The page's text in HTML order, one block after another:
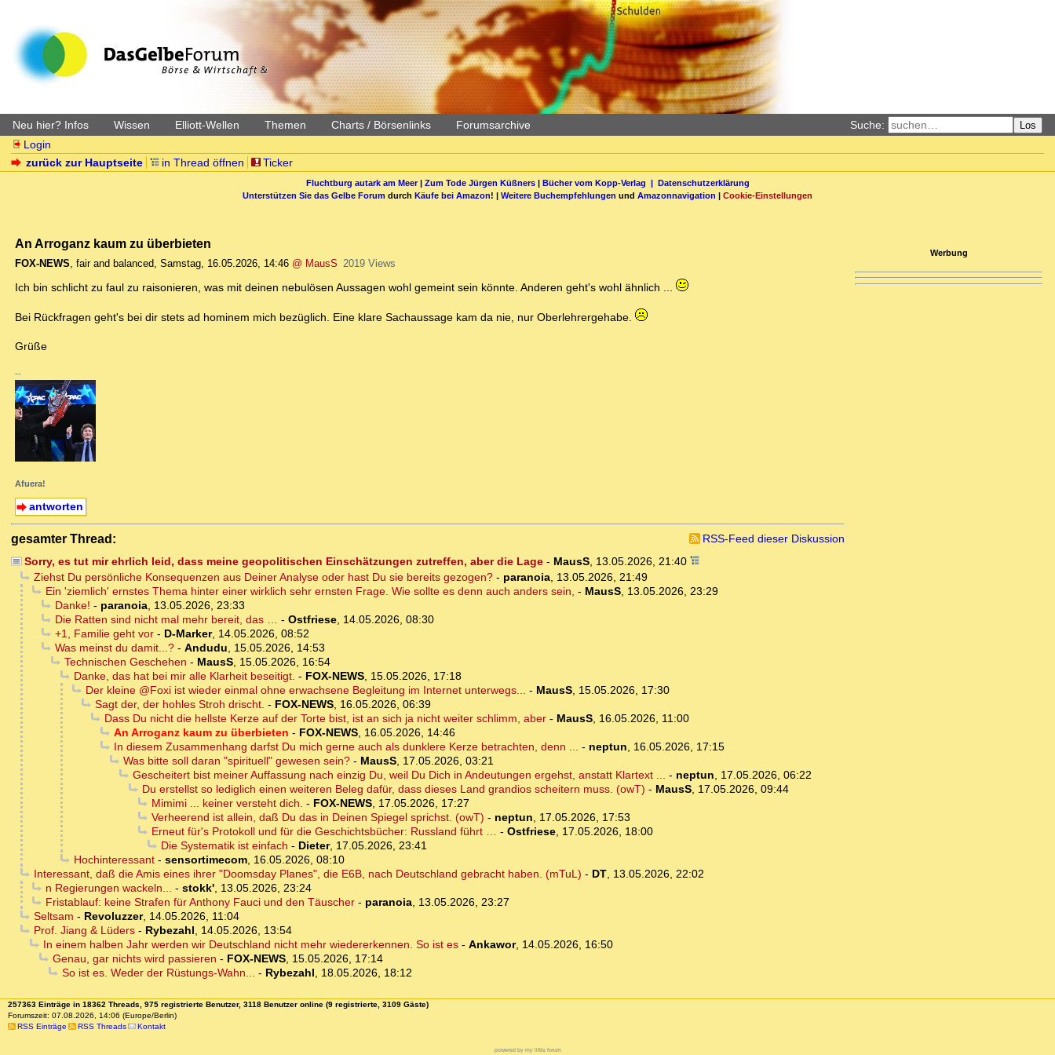
Neu hier? Infos Wissen Elliott-Wellen Themen Charts / Börsenlinks Forumsarchive Suche: Los
Login
zurück zur Hauptseite
in Thread öffnen Ticker
Fluchtburg autark am Meer| Zum Tode Jürgen Küßners| Bücher vom Kopp-Verlag | Datenschutzerklärung
Unterstützen Sie das Gelbe Forum durch Käufe bei Amazon! | Weitere Buchempfehlungen und Amazonnavigation | Cookie-Einstellungen
An Arroganz kaum zu überbieten
FOX-NEWS, fair and balanced, Samstag, 16.05.2026, 14:46 @ MausS 2019 Views
Ich bin schlicht zu faul zu raisonieren, was mit deinen nebulösen Aussagen wohl gemeint sein könnte. Anderen geht's wohl ähnlich ...
Bei Rückfragen geht's bei dir stets ad hominem mich bezüglich. Eine klare Sachaussage kam da nie, nur Oberlehrergehabe.
Grüße
--
Afuera!
antworten
gesamter Thread:
RSS-Feed dieser Diskussion
Sorry, es tut mir ehrlich leid, dass meine geopolitischen Einschätzungen zutreffen, aber die Lage- MausS, 13.05.2026, 21:40
Ziehst Du persönliche Konsequenzen aus Deiner Analyse oder hast Du sie bereits gezogen?- paranoia, 13.05.2026, 21:49
Ein 'ziemlich' ernstes Thema hinter einer wirklich sehr ernsten Frage. Wie sollte es denn auch anders sein, - MausS, 13.05.2026, 23:29
Danke! - paranoia, 13.05.2026, 23:33
Die Ratten sind nicht mal mehr bereit, das …
- Ostfriese, 14.05.2026, 08:30
+1, Familie geht vor- D-Marker, 14.05.2026, 08:52
Was meinst du damit...?- Andudu
15.05.2026, 14:53
Technischen Geschehen - MausS, 15.05.2026, 16:54
Danke, das hat bei mir alle Klarheit beseitigt. - FOX-NEWS, 15.05.2026, 17:18
Der kleine @Foxi ist wieder einmal ohne erwachsene Begleitung im Internet unterwegs...
- MausS, 15.05.2026, 17:30
Sagt der, der hohles Stroh drischt. - FOX-NEWS, 16.05.2026, 06:39
Dass Du nicht die hellste Kerze auf der Torte bist, ist an sich ja nicht weiter schlimm, aber- MausS, 16.05.2026, 11:00
An Arroganz kaum zu überbieten - FOX-NEWS, 16.05.2026, 14:46
In diesem Zusammenhang darfst Du mich gerne auch als dunklere Kerze betrachten, denn ...
- neptun
16.05.2026, 17:15
Was bitte soll daran "spirituell" gewesen sein?- MausS, 17.05.2026, 03:21
Gescheitert bist meiner Auffassung nach einzig Du, weil Du Dich in Andeutungen ergehst, anstatt Klartext ...
- neptun
17.05.2026, 06:22
Du erstellst so lediglich einen weiteren Beleg dafür, dass dieses Land grandios scheitern muss. (owT) - MausS, 17.05.2026, 09:44
Mimimi ... keiner versteht dich. - FOX-NEWS, 17.05.2026, 17:27
Verheerend ist allein, daß Du das in Deinen Spiegel sprichst. (owT) - neptun
17.05.2026, 17:53
Erneut für's Protokoll und für die Geschichtsbücher: Russland führt …
- Ostfriese, 17.05.2026, 18:00
Die Systematik ist einfach - Dieter, 17.05.2026, 23:41
Hochinteressant- sensortimecom, 16.05.2026, 08:10
Interessant, daß die Amis eines ihrer "Doomsday Planes", die E6B, nach Deutschland gebracht haben. (mTuL) - DT, 13.05.2026, 22:02
n Regierungen wackeln...
- stokk', 13.05.2026, 23:24
Fristablauf: keine Strafen für Anthony Fauci und den Täuscher- paranoia, 13.05.2026, 23:27
Seltsam - Revoluzzer, 14.05.2026, 11:04
Prof. Jiang & Lüders- Rybezahl
14.05.2026, 13:54
In einem halben Jahr werden wir Deutschland nicht mehr wiedererkennen. So ist es- Ankawor, 14.05.2026, 16:50
Genau, gar nichts wird passieren - FOX-NEWS, 15.05.2026, 17:14
So ist es. Weder der Rüstungs-Wahn...
- Rybezahl 18.05.2026, 18:12
Werbung
257363 Einträge in 18362 Threads, 975 registrierte Benutzer, 3118 Benutzer online (9 registrierte, 3109 Gäste)
Forumszeit: 07.08.2026, 14:06 (Europe/Berlin)
RSS Einträge
RSS Threads Kontakt
powered by my little forum